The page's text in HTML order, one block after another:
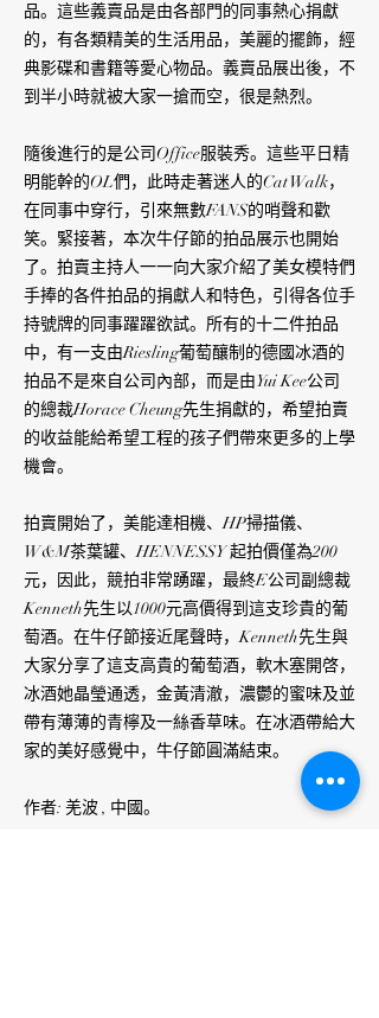
品。這些義賣品是由各部門的同事熱心捐獻
的，有各類精美的生活用品，美麗的擺飾，經
典影碟和書籍等愛心物品。義賣品展出後，不
到半小時就被大家一搶而空，很是熱烈。
隨後進行的是公司Office服裝秀。這些平日精
明能幹的OL們，此時走著迷人的Cat Walk，
在同事中穿行，引來無數FANS的哨聲和歡
笑。緊接著，本次牛仔節的拍品展示也開始
了。拍賣主持人一一向大家介紹了美女模特們
手捧的各件拍品的捐獻人和特色，引得各位手
持號牌的同事躍躍欲試。所有的十二件拍品
中，有一支由Riesling葡萄釀制的德國冰酒的
拍品不是來自公司內部，而是由Yui Kee公司
的總裁Horace Cheung先生捐獻的，希望拍賣
的收益能給希望工程的孩子們帶來更多的上學
機會。
拍賣開始了，美能達相機、HP掃描儀、
W&M茶葉罐、HENNESSY 起拍價僅為200
元，因此，競拍非常踴躍，最終E公司副總裁
Kenneth先生以1000元高價得到這支珍貴的葡
萄酒。在牛仔節接近尾聲時，Kenneth先生與
大家分享了這支高貴的葡萄酒，軟木塞開啓，
冰酒她晶瑩通透，金黃清澈，濃鬱的蜜味及並
帶有薄薄的青檸及一絲香草味。在冰酒帶給大
家的美好感覺中，牛仔節圓滿結束。
作者: 羌波 , 中國。